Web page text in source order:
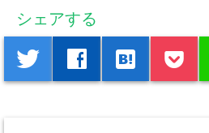
シェアする
twitter facebook hatenabookmark